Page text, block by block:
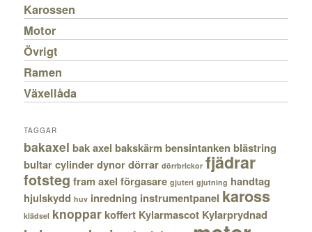
Karossen
Motor
Övrigt
Ramen
Växellåda
TAGGAR
bakaxel bak axel bakskärm bensintanken blästring
bultarcylinderdynordörrar dörrbrickor fjädrar
fotsteg fram axel förgasare gjuteri gjutning handtag
hjulskydd huv inredning instrumentpanel kaross
klädsel knoppar koffert Kylarmascot Kylarprydnad